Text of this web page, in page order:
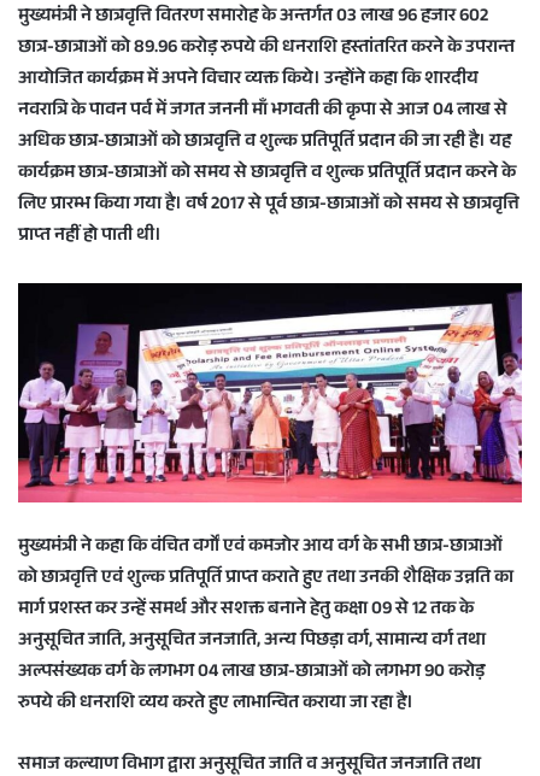
मुख्यमंत्री ने छात्रवृत्ति वितरण समारोह के अन्तर्गत 03 लाख 96 हजार 602
छात्र-छात्राओं को 89.96 करोड़ रुपये की धनराशि हस्तांतरित करने के उपरान्त
आयोजित कार्यक्रम में अपने विचार व्यक्त किये। उन्होंने कहा कि शारदीय
नवरात्रि के पावन पर्व में जगत जननी माँ भगवती की कृपा से आज 04 लाख से
अधिक छात्र-छात्राओं को छात्रवृत्ति व शुल्क प्रतिपूर्ति प्रदान की जा रही है। यह
कार्यक्रम छात्र-छात्राओं को समय से छात्रवृत्ति व शुल्क प्रतिपूर्ति प्रदान करने के
लिए प्रारम्भ किया गया है। वर्ष 2017 से पूर्व छात्र-छात्राओं को समय से छात्रवृत्ति
प्राप्त नहीं हो पाती थी।
मुख्यमंत्री ने कहा कि वंचित वर्गों एवं कमजोर आय वर्ग के सभी छात्र-छात्राओं
को छात्रवृत्ति एवं शुल्क प्रतिपूर्ति प्राप्त कराते हुए तथा उनकी शैक्षिक उन्नति का
मार्ग प्रशस्त कर उन्हें समर्थ और सशक्त बनाने हेतु कक्षा 09 से 12 तक के
अनुसूचित जाति, अनुसूचित जनजाति, अन्य पिछड़ा वर्ग, सामान्य वर्ग तथा
अल्पसंख्यक वर्ग के लगभग 04 लाख छात्र-छात्राओं को लगभग 90 करोड़
रुपये की धनराशि व्यय करते हुए लाभान्वित कराया जा रहा है।
समाज कल्याण विभाग द्वारा अनुसूचित जाति व अनुसूचित जनजाति तथा